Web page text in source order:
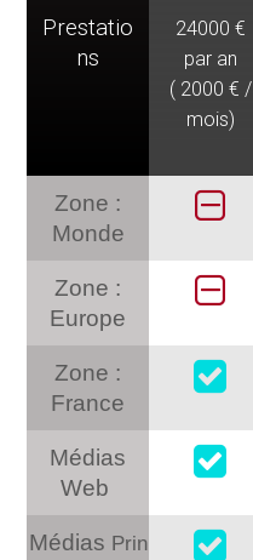
Prestatio
ns
Zone :
Monde
Zone :
Europe
Zone :
France
Médias
Web
Médias Prin
24000 €
par an
( 2000 € /
mois)